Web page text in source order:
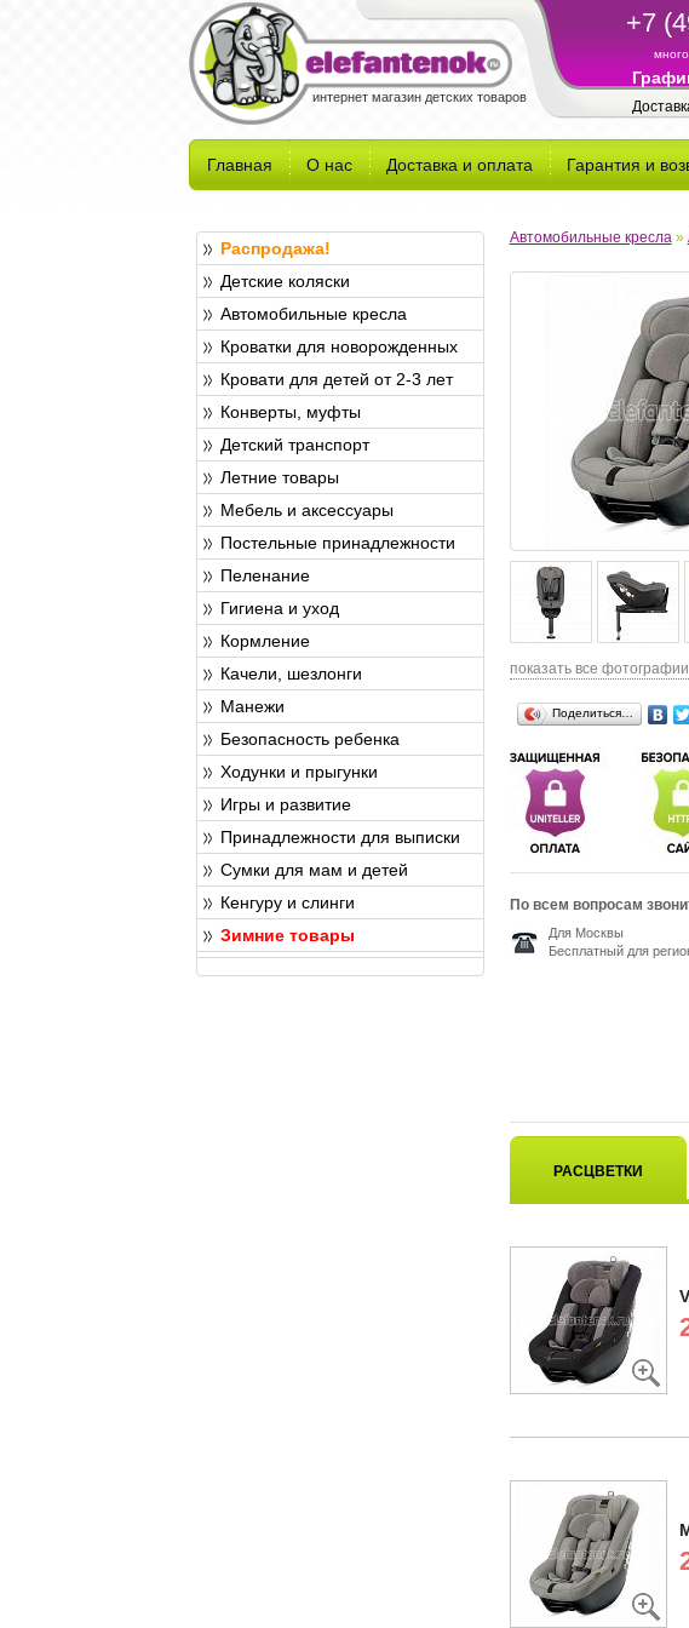
интернет магазин детских товаров
+7
Главная О нас Доставка и оплата Гарантия и
Распродажа!
Детские коляски
Автомобильные кресла
Кроватки для новорожденных
Кровати для детей от 2-3 лет
Конверты, муфты
Детский транспорт
Летние товары
Мебель и аксессуары
Постельные принадлежности
Пеленание
Гигиена и уход
Кормление
Качели, шезлонги
Манежи
Безопасность ребенка
Ходунки и прыгунки
Игры и развитие
Принадлежности для выписки
Сумки для мам и детей
Кенгуру и слинги
Зимние товары
Автомобильные кресла »
показать все
Поделиться…
По всем вопросам
Для Москвы
Бесплатный для
РАСЦВЕТКИ